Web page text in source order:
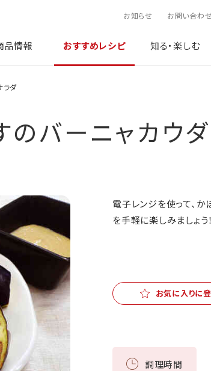
お知らせ お問い合わ
品情報 おすすめレシピ 知る・楽しむ
ラダ
のバーニャカウ
電子レンジを使って、
を手軽に楽しみましょう
お気に入りに
調理時間